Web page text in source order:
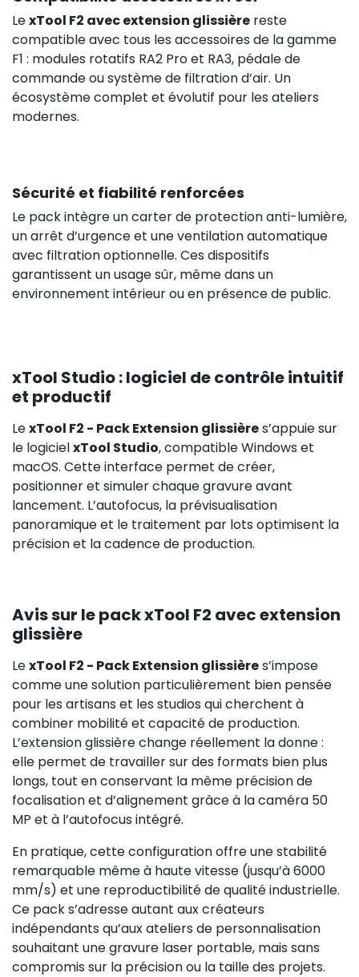
324,17 €
133,00
LexTool F2 avec extension glissière reste
compatible avec tous les accessoires de la gamme
F1 : modules rotatifs RA2 Pro et RA3, pédale de
commande ou système de filtration d’air. Un
écosystème complet et évolutif pour les ateliers
modernes.
Sécurité et fiabilité renforcées
Le pack intègre un carter de protection anti-lumière,
un arrêt d’urgence et une ventilation automatique
avec filtration optionnelle. Ces dispositifs
garantissent un usage sûr, même dans un
environnement intérieur ou en présence de public.
xTool Studio : logiciel de contrôle intuitif
et productif
LexTool F2 - Pack Extension glissières’appuie sur
le logicielxTool Studio, compatible Windows et
macOS. Cette interface permet de créer,
positionner et simuler chaque gravure avant
lancement. L’autofocus, la prévisualisation
panoramique et le traitement par lots optimisent la
précision et la cadence de production.
Avis sur le pack xTool F2 avec extension
glissière
LexTool F2 - Pack Extension glissières’impose
comme une solution particulièrement bien pensée
pour les artisans et les studios qui cherchent à
combiner mobilité et capacité de production.
L’extension glissière change réellement la donne :
elle permet de travailler sur des formats bien plus
longs, tout en conservant la même précision de
focalisation et d’alignement grâce à la caméra 50
MP et à l’autofocus intégré.
En pratique, cette configuration offre une stabilité
remarquable même à haute vitesse (jusqu’à 6000
mm/s) et une reproductibilité de qualité industrielle.
Ce pack s’adresse autant aux créateurs
indépendants qu’aux ateliers de personnalisation
souhaitant une gravure laser portable, mais sans
compromis sur la précision ou la taille des projets.